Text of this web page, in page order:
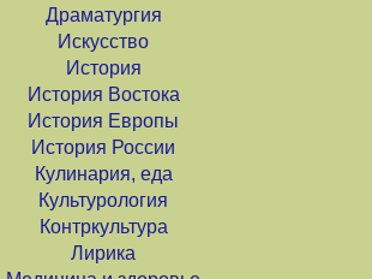
Драматургия
Искусство
История
История Востока
История Европы
История России
Кулинария, еда
Культурология
Контркультура
Лирика